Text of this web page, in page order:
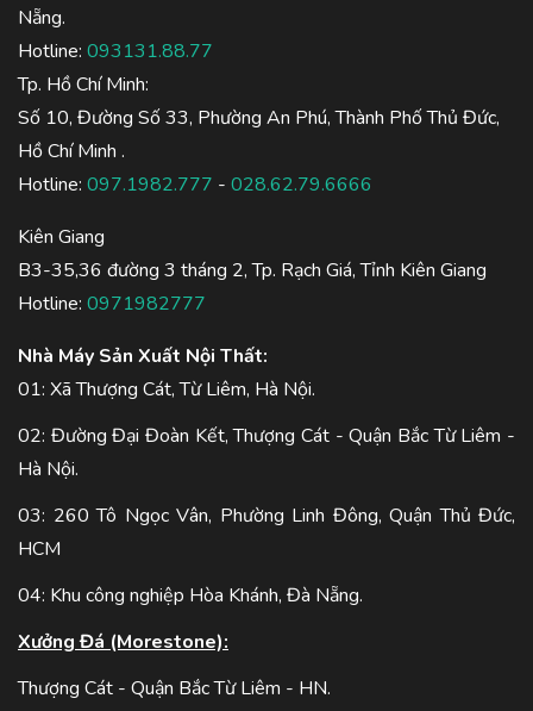
Nẵng.
Hotline: 093131.88.77
Tp. Hồ Chí Minh:
Số 10, Đường Số 33, Phường An Phú, Thành Phố Thủ Đức,
Hồ Chí Minh .
Hotline: 097.1982.777 - 028.62.79.6666
Kiên Giang
B3-35,36 đường 3 tháng 2, Tp. Rạch Giá, Tỉnh Kiên Giang
Hotline: 0971982777
Nhà Máy Sản Xuất Nội Thất:
01: Xã Thượng Cát, Từ Liêm, Hà Nội.
02: Đường Đại Đoàn Kết, Thượng Cát - Quận Bắc Từ Liêm -
Hà Nội.
03: 260 Tô Ngọc Vân, Phường Linh Đông, Quận Thủ Đức,
HCM
04: Khu công nghiệp Hòa Khánh, Đà Nẵng.
Xưởng Đá (Morestone):
Thượng Cát - Quận Bắc Từ Liêm - HN.